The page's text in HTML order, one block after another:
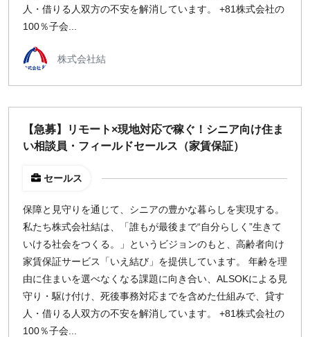
指定なし 検索
人・借りる人双方の不安を解消しています。 +81株式会社の
100％子会...
株式会社結
【急募】リモート×現地対応で稼ぐ！シニア向け住ま
い相談員・フィールドセールス（家賃保証）
セールス
保障と見守りを通じて、シニアの豊かな暮らしを実現する。
私たち株式会社結は、「誰もが最後まで“自分らしく”生きて
いける社会をつくる。」というビジョンのもと、高齢者向け
家賃保証サービス「いえ結び」を提供しています。 年齢を理
由に住まいを選べなくなる課題に向き合い、ALSOKによる見
守り・駆け付け、死後事務対応までを含めた仕組みで、貸す
人・借りる人双方の不安を解消しています。 +81株式会社の
100％子会...